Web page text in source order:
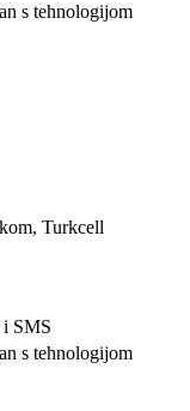
s tehnologijom
Turkcell
i SMS
s tehnologijom